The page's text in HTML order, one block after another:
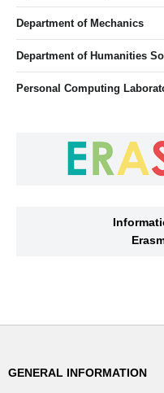
Department of Mechanics
Department of Humanities
Personal Computing
GENERAL INFORMATION